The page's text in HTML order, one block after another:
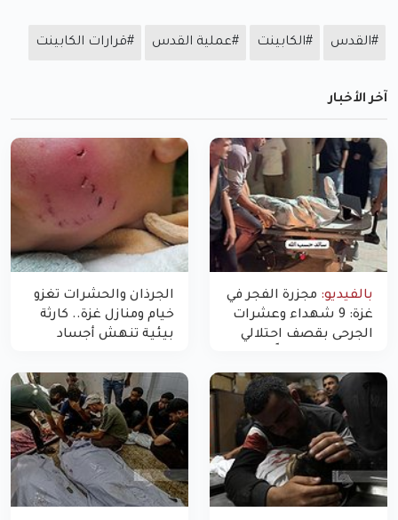
#القدس #الكابينت #عملية القدس #قرارات الكابينت
آخر الأخبار
بالفيديو: مجزرة الفجر في
غزة: 9 شهداء وعشرات
الجرحى بقصف احتلالي
الجرذان والحشرات تغزو
خيام ومنازل غزة.. كارثة
بيئية تنهش أجساد